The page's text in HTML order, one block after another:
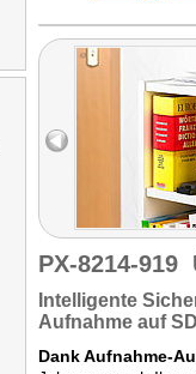
PX-8214-919
Intelligente
Aufnahme auf
Dank Aufnahme-